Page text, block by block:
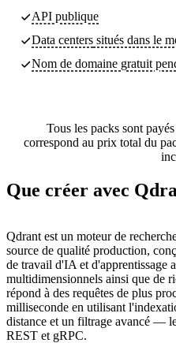
API publique
Data centers situés dans le
Nom de domaine gratuit
Tous les packs sont
correspond au prix total du
Que créer avec
Qdrant est un moteur de
source de qualité production,
de travail d'IA et d'apprentissage
multidimensionnels ainsi que de
répond à des requêtes de plus
milliseconde en utilisant
distance et un filtrage avancé —
REST et gRPC.